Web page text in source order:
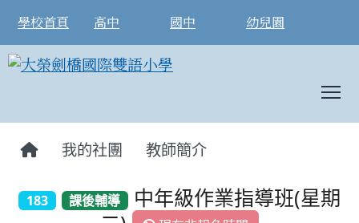
學校首頁 高中 國中 幼兒園
我的社團 教師簡介
183 課後輔導 中年級作業指導班(星期